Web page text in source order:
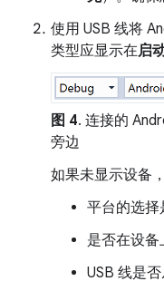
使用 USB 线将
类型应显示在启
图 4. 连接的
旁边
如果未显示设备
平台的选择
是否在设备
USB 线是